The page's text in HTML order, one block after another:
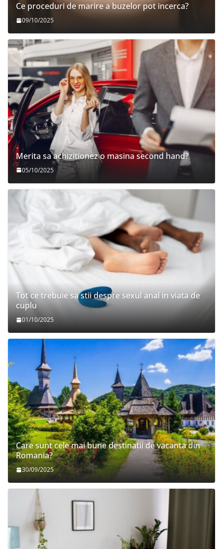
Ce proceduri de marire a buzelor pot incerca?
09/10/2025
Merita sa achizitionez o masina second hand?
05/10/2025
Tot ce trebuie sa stii despre sexul anal in viata de
cuplu
01/10/2025
Care sunt cele mai bune destinatii de vacanta din
Romania?
30/09/2025